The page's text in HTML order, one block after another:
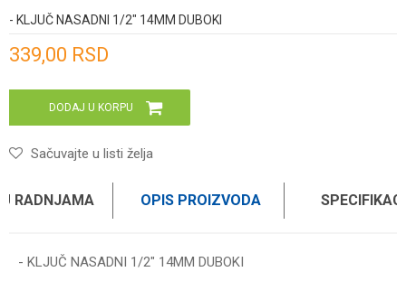
- KLJUČ NASADNI 1/2" 14MM DUBOKI
339,00 RSD
DODAJ U KORPU
Sačuvajte u listi želja
RADNJAMA OPIS PROIZVODA
- KLJUČ NASADNI 1/2" 14MM DUBOKI